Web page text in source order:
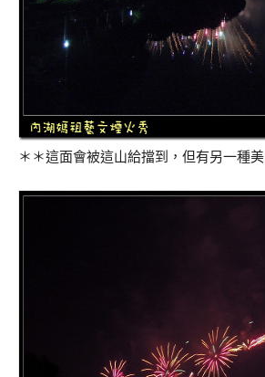
＊＊這面會被這山給擋到，但有另一種美